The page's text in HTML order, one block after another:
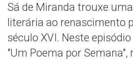
Sá de Miranda trouxe
literária ao renascimento
século XVI. Neste
"Um Poema por Semana",